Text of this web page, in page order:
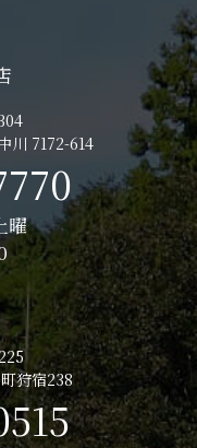
川 7172-614
曜
狩宿238